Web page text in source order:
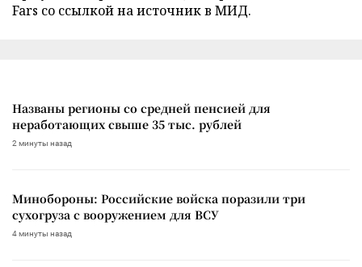
Fars со ссылкой на источник в МИД.
Названы регионы со средней пенсией для
неработающих свыше 35 тыс. рублей
2 минуты назад
Минобороны: Российские войска поразили три
сухогруза с вооружением для ВСУ
4 минуты назад